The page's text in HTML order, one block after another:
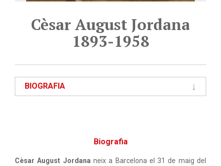
Cèsar August Jordana
1893-1958
BIOGRAFIA
Biografia
Cèsar August Jordana neix a Barcelona el 31 de maig del